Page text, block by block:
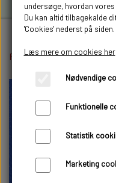
RC-
Forside Elektronik
undersøge, hvordan
Du kan altid tilbagekalde
'Cookies' nederst på siden.
Læs mere om cookies her
Nødvendige
Funktionelle
Statistik
Marketing